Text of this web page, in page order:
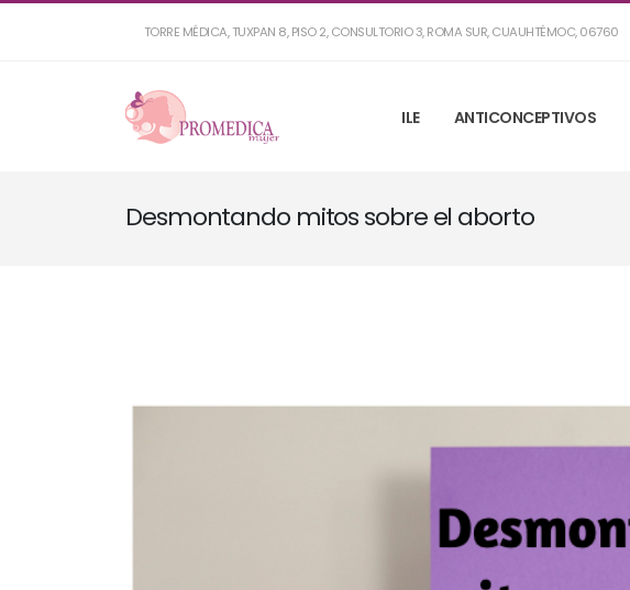
TORRE MÉDICA, TUXPAN 8, PISO 2, CONSULTORIO 3, ROMA SUR, CUAUHTÉMOC, 06760
ILE ANTICONCEPTIVOS
Desmontando mitos sobre el aborto